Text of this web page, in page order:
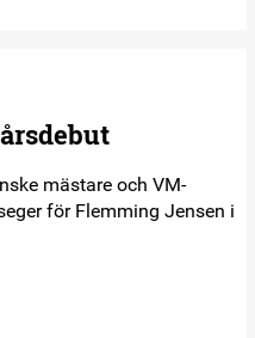
mästare och VM-
för Flemming Jensen i